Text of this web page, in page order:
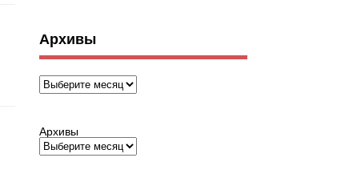
Архивы
Архивы
Архивы